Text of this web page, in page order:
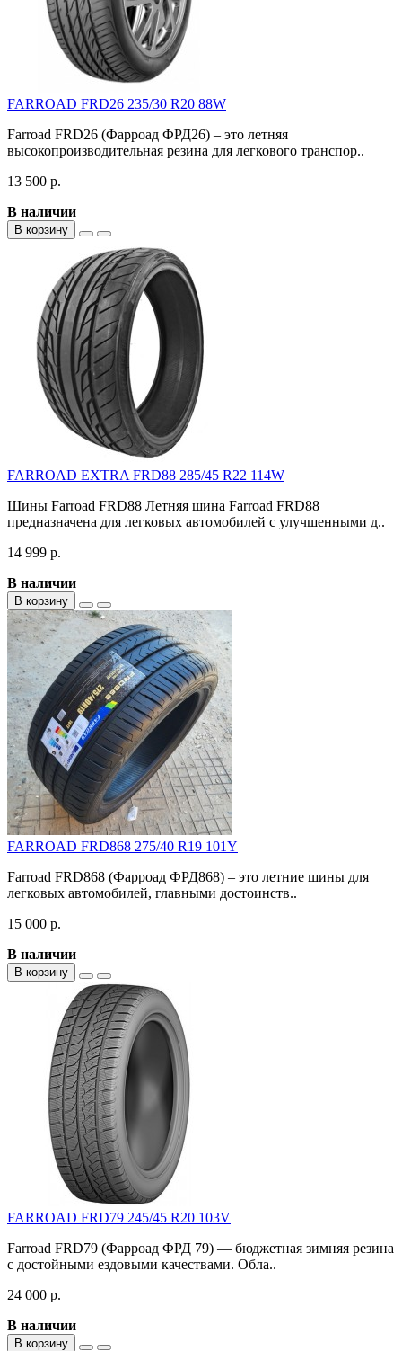
FARROAD FRD26 235/30 R20 88W
Farroad FRD26 (Фарроад ФРД26) – это летняя
высокопроизводительная резина для легкового транспор..
13 500 р.
В наличии
В корзину
FARROAD EXTRA FRD88 285/45 R22 114W
Шины Farroad FRD88 Летняя шина Farroad FRD88
предназначена для легковых автомобилей с улучшенными д..
14 999 р.
В наличии
В корзину
FARROAD FRD868 275/40 R19 101Y
Farroad FRD868 (Фарроад ФРД868) – это летние шины для
легковых автомобилей, главными достоинств..
15 000 р.
В наличии
В корзину
FARROAD FRD79 245/45 R20 103V
Farroad FRD79 (Фарроад ФРД 79) — бюджетная зимняя резина
с достойными ездовыми качествами. Обла..
24 000 р.
В наличии
В корзину